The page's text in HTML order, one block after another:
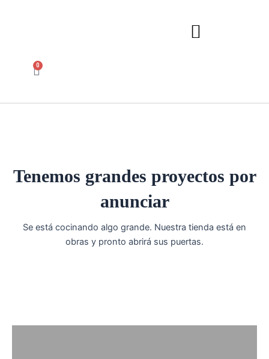
0Carrito
Tenemos grandes proyectos por
anunciar
Se está cocinando algo grande. Nuestra tienda está en
obras y pronto abrirá sus puertas.